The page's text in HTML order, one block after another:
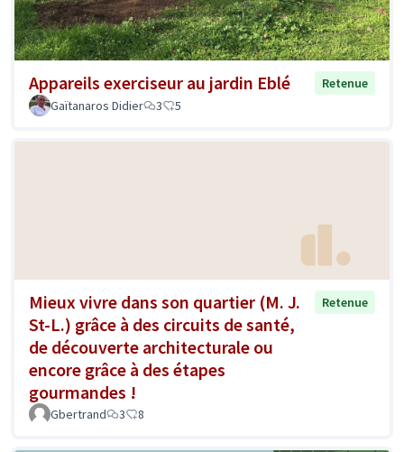
Appareils exerciseur au jardin Eblé
Retenue
Gaïtanaros Didier
3 5
Mieux vivre dans son quartier (M. J.
St-L.) grâce à des circuits de santé,
de découverte architecturale ou
encore grâce à des étapes
gourmandes !
Retenue
Gbertrand 3 8